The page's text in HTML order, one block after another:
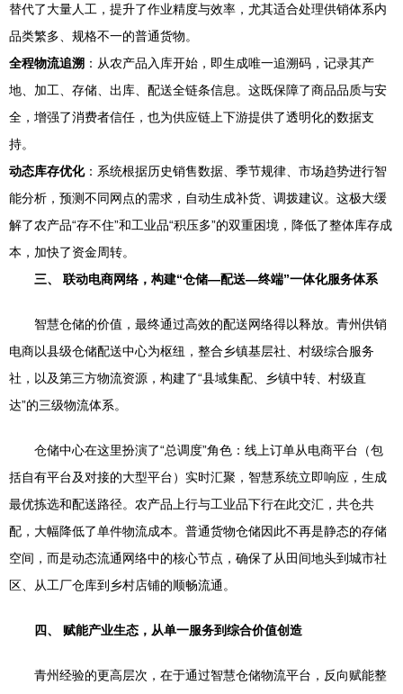
替代了大量人工，提升了作业精度与效率，尤其适合处理供销体系内
品类繁多、规格不一的普通货物。
全程物流追溯 ：从农产品入库开始，即生成唯一追溯码，记录其产
地、加工、存储、出库、配送全链条信息。这既保障了商品品质与安
全，增强了消费者信任，也为供应链上下游提供了透明化的数据支
持。
动态库存优化：系统根据历史销售数据、季节规律、市场趋势进行智
能分析，预测不同网点的需求，自动生成补货、调拨建议。这极大缓
解了农产品“存不住”和工业品“积压多”的双重困境，降低了整体库存成
本，加快了资金周转。
三、 联动电商网络，构建“仓储—配送—终端”一体化服务体系
智慧仓储的价值，最终通过高效的配送网络得以释放。青州供销
电商以县级仓储配送中心为枢纽，整合乡镇基层社、村级综合服务
社，以及第三方物流资源，构建了“县域集配、乡镇中转、村级直
达”的三级物流体系。
仓储中心在这里扮演了“总调度”角色：线上订单从电商平台（包
括自有平台及对接的大型平台）实时汇聚，智慧系统立即响应，生成
最优拣选和配送路径。农产品上行与工业品下行在此交汇，共仓共
配，大幅降低了单件物流成本。普通货物仓储因此不再是静态的存储
空间，而是动态流通网络中的核心节点，确保了从田间地头到城市社
区、从工厂仓库到乡村店铺的顺畅流通。
四、 赋能产业生态，从单一服务到综合价值创造
青州经验的更高层次，在于通过智慧仓储物流平台，反向赋能整